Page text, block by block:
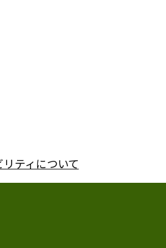
ティについて